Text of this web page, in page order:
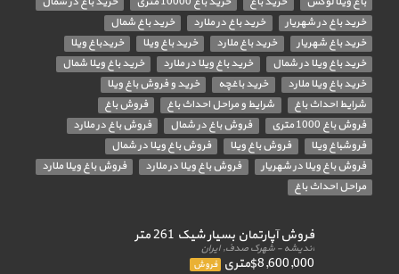
خرید باغ در شهریار
خرید باغ در ملارد
خرید باغ شمال
خرید باغ شهریار
خرید باغ ملارد خرید باغ ویلا
خریدباغ ویلا
خرید باغ ویلا در شمال
خرید باغ ویلا در ملارد
خرید باغ ویلا شمال
خرید باغ ویلا ملارد
خرید باغچه
خرید و فروش باغ ویلا
شرایط احداث باغ
شرایط و مراحل احداث باغ
فروش باغ
فروش باغ 1000 متری
فروش باغ در شمال
فروش باغ در ملارد
فروشباغ ویلا
فروش باغ ویلا
فروش باغ ویلا در شمال
فروش باغ ویلا در شهریار
فروش باغ ویلا در ملارد
فروش باغ ویلا ملارد
مراحل احداث باغ
فروش آپارتمان بسیار شیک 261 متر
اندیشه - شهرک صدف, ایران
$8,600,000متری فروش